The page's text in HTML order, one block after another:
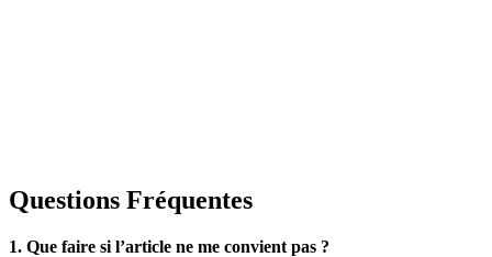
Questions Fréquentes
1. Que faire si l’article ne me convient pas ?